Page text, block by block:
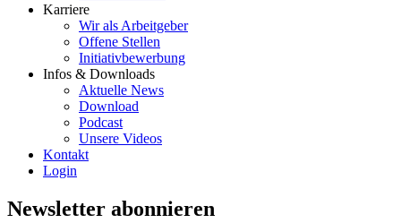
Karriere
Wir als Arbeitgeber
Offene Stellen
Initiativbewerbung
Infos & Downloads
Aktuelle News
Download
Podcast
Unsere Videos
Kontakt
Login
Newsletter abonnieren